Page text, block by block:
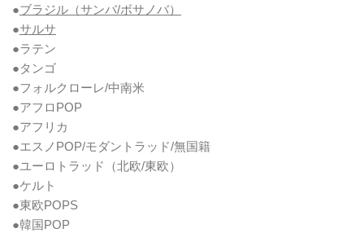
●ブラジル（サンバ/ボサノバ）
●サルサ
●ラテン
●タンゴ
●フォルクローレ/中南米
●アフロPOP
●アフリカ
●エスノPOP/モダントラッド/無国籍
●ユーロトラッド（北欧/東欧）
●ケルト
●東欧POPS
●韓国POP